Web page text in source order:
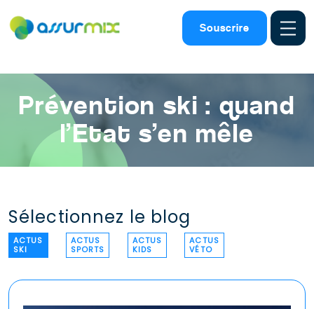
Souscrire
Assurance ski Prevention ski
Prévention ski : quand
l’Etat s’en mêle
Sélectionnez le blog
ACTUS
SKI
ACTUS
SPORTS
ACTUS
KIDS
ACTUS
VÉTO